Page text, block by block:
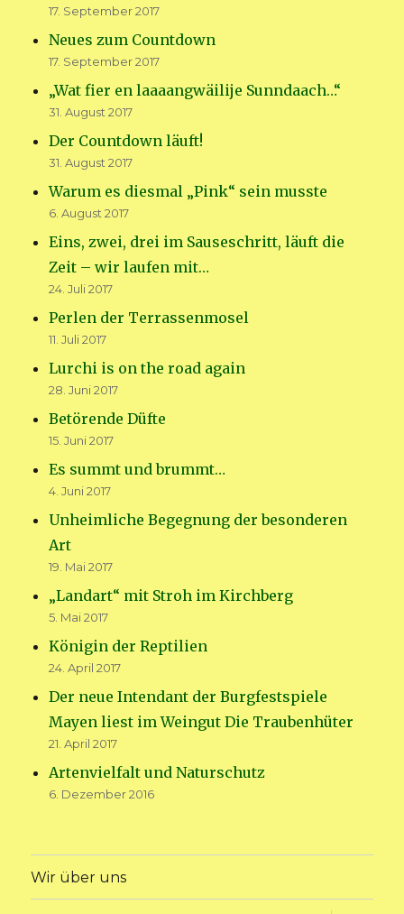
17. September 2017
Neues zum Countdown
17. September 2017
„Wat fier en laaaangwäilije Sunndaach…“
31. August 2017
Der Countdown läuft!
31. August 2017
Warum es diesmal „Pink“ sein musste
6. August 2017
Eins, zwei, drei im Sauseschritt, läuft die
Zeit – wir laufen mit…
24. Juli 2017
Perlen der Terrassenmosel
11. Juli 2017
Lurchi is on the road again
28. Juni 2017
Betörende Düfte
15. Juni 2017
Es summt und brummt…
4. Juni 2017
Unheimliche Begegnung der besonderen
Art
19. Mai 2017
„Landart“ mit Stroh im Kirchberg
5. Mai 2017
Königin der Reptilien
24. April 2017
Der neue Intendant der Burgfestspiele
Mayen liest im Weingut Die Traubenhüter
21. April 2017
Artenvielfalt und Naturschutz
6. Dezember 2016
Wir über uns